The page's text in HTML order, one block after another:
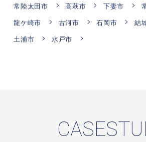
常陸太田市
高萩市 下妻市
龍ケ崎市
古河市 石岡市 結
土浦市
水戸市